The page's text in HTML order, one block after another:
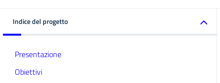
Indice del progetto
Presentazione
Obiettivi